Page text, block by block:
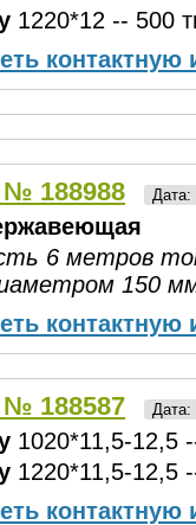
1220*12 -- 500
№ 188988
6 метров
150
№ 188587
1020*11,5-12,5
1220*11,5-12,5